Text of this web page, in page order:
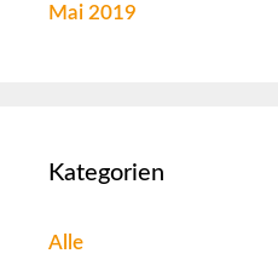
Mai 2019
Kategorien
Alle